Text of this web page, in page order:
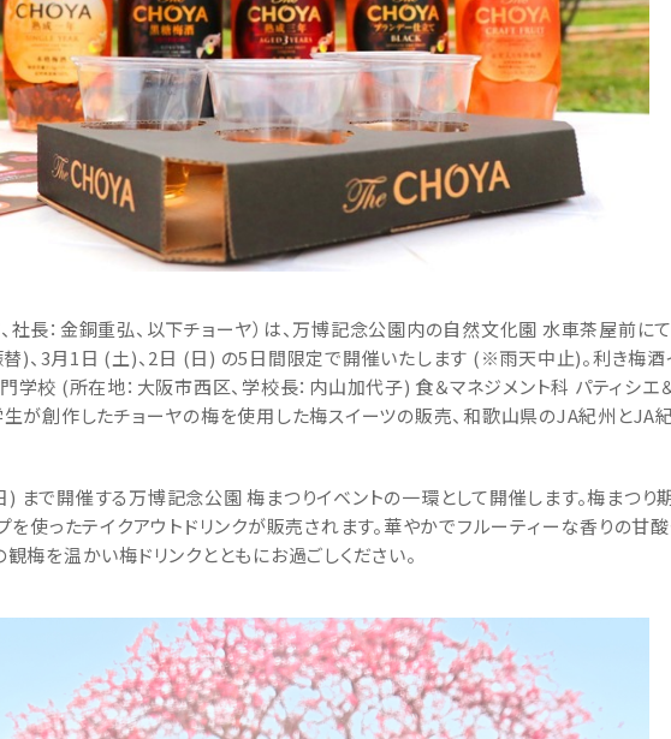
長：金銅重弘、以下チョーヤ）は、万博記念公園内の自然文化園 水車茶屋前に
替)、3月1日 (土)、2日 (日) の5日間限定で開催いたします (※雨天中止)。利き梅酒
校 (所在地：大阪市西区、学校長：内山加代子) 食＆マネジメント科 パティシエ
が創作したチョーヤの梅を使用した梅スイーツの販売、和歌山県のJA紀州とJA
まで開催する万博記念公園 梅まつりイベントの一環として開催します。梅まつ
使ったテイクアウトドリンクが販売されます。華やかでフルーティーな香りの甘酸
梅を温かい梅ドリンクとともにお過ごしください。